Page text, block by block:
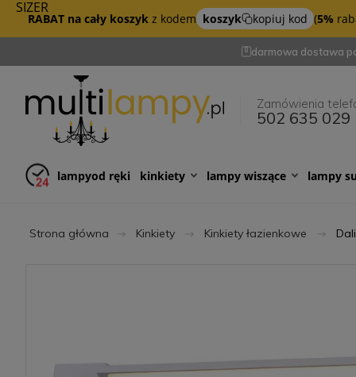
RABAT na cały koszyk z kodem koszyk kopiuj kod (5%
darmowa dostawa
Zamówienia
502 635 029
lampyod ręki kinkiety lampy wiszące lampy
Strona główna Kinkiety Kinkiety łazienkowe
SIZER